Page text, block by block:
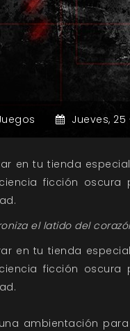
Jueves, 25
en tu tienda
ficción
el latido del
en tu tienda
ficción
ambientación